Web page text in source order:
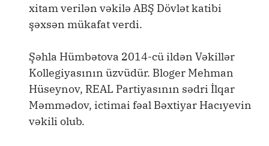
xitam verilən vəkilə ABŞ Dövlət katibi
şəxsən mükafat verdi.
Şəhla Hümbətova 2014-cü ildən Vəkillər
Kollegiyasının üzvüdür. Bloger Mehman
Hüseynov, REAL Partiyasının sədri İlqar
Məmmədov, ictimai fəal Bəxtiyar Hacıyevin
vəkili olub.